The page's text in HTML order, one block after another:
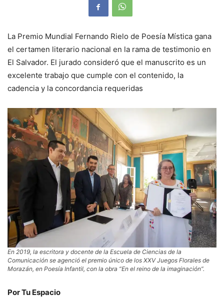
La Premio Mundial Fernando Rielo de Poesía Mística gana
el certamen literario nacional en la rama de testimonio en
El Salvador. El jurado consideró que el manuscrito es un
excelente trabajo que cumple con el contenido, la
cadencia y la concordancia requeridas
En 2019, la escritora y docente de la Escuela de Ciencias de la
Comunicación se agenció el premio único de los XXV Juegos Florales de
Morazán, en Poesía Infantil, con la obra “En el reino de la imaginación”.
Por Tu Espacio